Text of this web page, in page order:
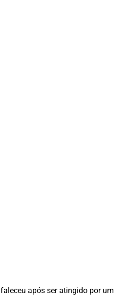
após ser atingido por um